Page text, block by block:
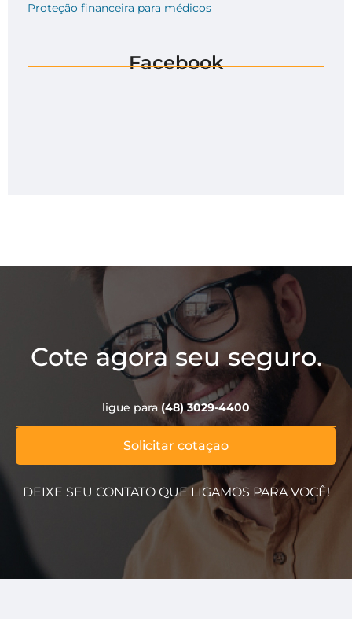
Proteção financeira para médicos
Facebook
Cote agora seu seguro.
Solicitar cotaçao
ligue para (48) 3029-4400
DEIXE SEU CONTATO QUE LIGAMOS PARA VOCÊ!